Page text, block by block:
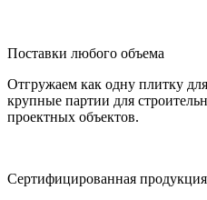
Поставки любого объема
Отгружаем как одну плитку
крупные партии для
проектных объектов.
Сертифицированная продукция